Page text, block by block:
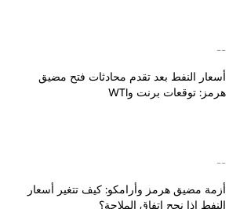
--
أسعار النفط بعد تقدم محادثات فتح مضيق
هرمز: توقعات برنت وWTI
--
أزمة مضيق هرمز وأرامكو: كيف تتغير أسعار
النفط إذا نجح اتفاق الملاحة؟